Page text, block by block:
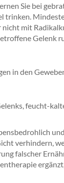
Sie bei
trinken.
mit
Gelenk
in den
feucht-
verhindern,
falscher